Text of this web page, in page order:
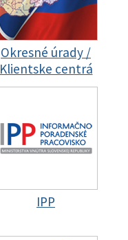
Okresné úrady /
Klientske centrá
IPP